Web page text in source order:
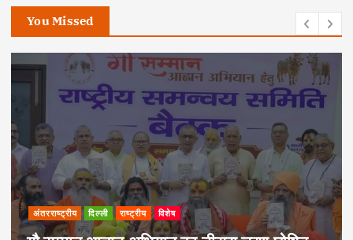
You Missed
अपराध दिल्ली राष्ट्रीय